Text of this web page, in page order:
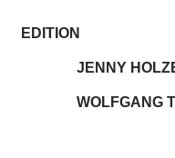
EDITION
JENNY
WOLFGANG